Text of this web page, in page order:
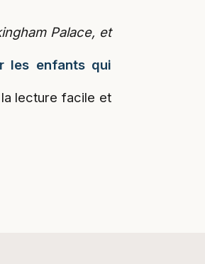
Palace, et
les enfants qui
lecture facile et